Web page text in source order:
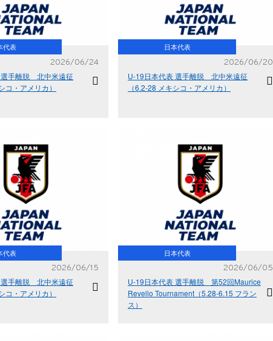
代表
2026/06/24
手離脱 北中米遠征
コ・アメリカ）
日本代表
2026/06/20
U-19日本代表 選手離脱 北中米遠征
（6.2-28 メキシコ・アメリカ）
代表
2026/06/15
手離脱 北中米遠征
コ・アメリカ）
日本代表
2026/06/05
U-19日本代表 選手離脱 第52回Maurice
Revello Tournament（5.28-6.15 フラン
ス）